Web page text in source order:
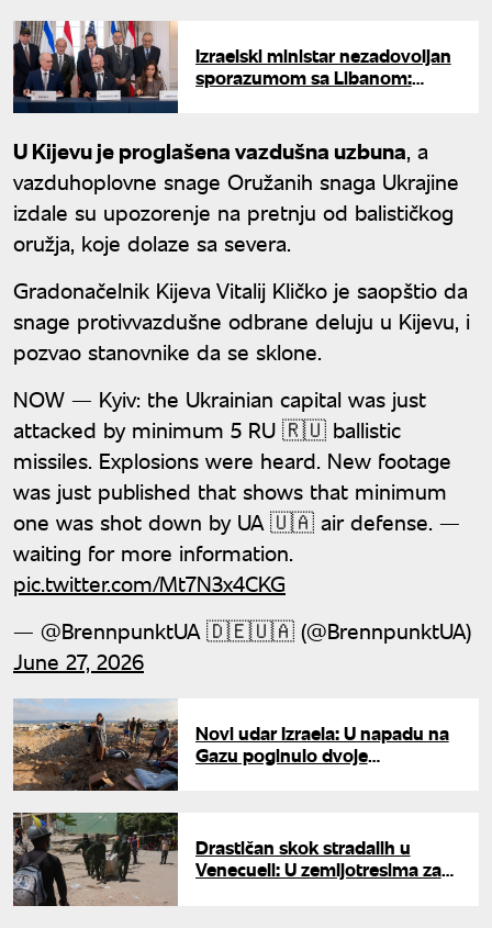
Izraelski ministar nezadovoljan
sporazumom sa Libanom:
U Kijevu je proglašena vazdušna uzbuna, a
vazduhoplovne snage Oružanih snaga Ukrajine
izdale su upozorenje na pretnju od balističkog
oružja, koje dolaze sa severa.
Gradonačelnik Kijeva Vitalij Kličko je saopštio da
snage protivvazdušne odbrane deluju u Kijevu, i
pozvao stanovnike da se sklone.
NOW — Kyiv: the Ukrainian capital was just
attacked by minimum 5 RU 🇷🇺 ballistic
missiles. Explosions were heard. New footage
was just published that shows that minimum
one was shot down by UA 🇺🇦 air defense. —
waiting for more information.
pic.twitter.com/Mt7N3x4CKG
— @BrennpunktUA 🇩🇪🇺🇦 (@BrennpunktUA)
June 27, 2026
Novi udar Izraela: U napadu na
Gazu poginulo dvoje
Drastičan skok stradalih u
Venecueli: U zemljotresima za